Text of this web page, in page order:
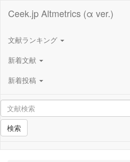
Ceek.jp Altmetrics (α ver.)
文献ランキング
新着文献
新着投稿
検索